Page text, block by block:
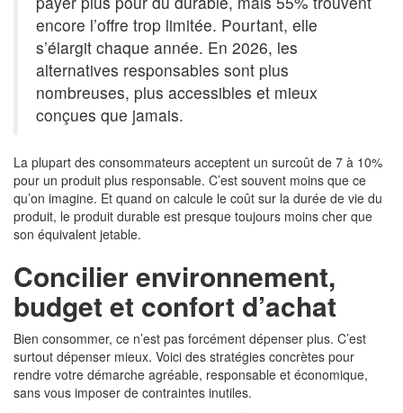
encore l’offre trop limitée. Pourtant, elle
s’élargit chaque année. En 2026, les
alternatives responsables sont plus
nombreuses, plus accessibles et mieux
conçues que jamais.
La plupart des consommateurs acceptent un surcoût de 7 à 10%
pour un produit plus responsable. C’est souvent moins que ce
qu’on imagine. Et quand on calcule le coût sur la durée de vie du
produit, le produit durable est presque toujours moins cher que
son équivalent jetable.
Concilier environnement,
budget et confort d’achat
Bien consommer, ce n’est pas forcément dépenser plus. C’est
surtout dépenser mieux. Voici des stratégies concrètes pour
rendre votre démarche agréable, responsable et économique,
sans vous imposer de contraintes inutiles.